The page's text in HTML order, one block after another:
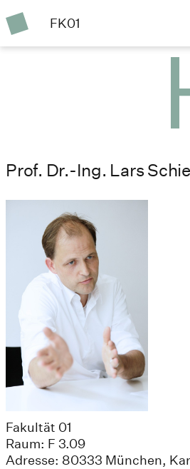
FK01
Prof. Dr.-Ing. Lars
Fakultät 01
Raum: F 3.09
Adresse: 80333 München,